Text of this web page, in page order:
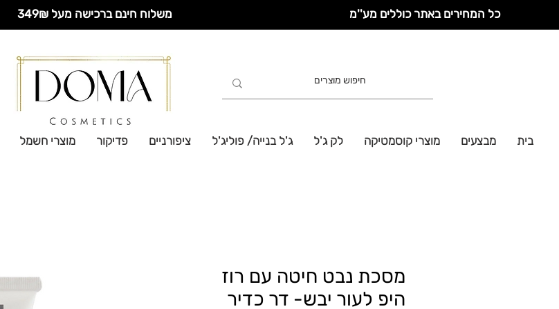
משלוח חינם ברכישה מעל 349₪ כל המחירים באתר כוללים מע''מ
בית מבצעים מוצרי קוסמטיקה לק ג'ל ג'ל בנייה/ פוליג'ל ציפורניים פדיקור מוצרי חשמל
מסכת נבט חיטה עם רוז
היפ לעור יבש- דר כדיר